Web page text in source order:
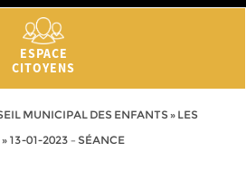
ESPACE
CITOYENS
MUNICIPAL DES ENFANTS» LES
» 13-01-2023 – SÉANCE